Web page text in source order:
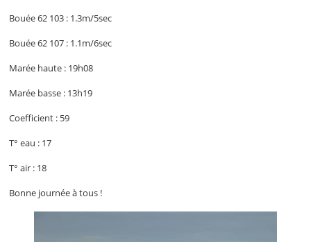
Bouée 62 103 : 1.3m/5sec
Bouée 62 107 : 1.1m/6sec
Marée haute : 19h08
Marée basse : 13h19
Coefficient : 59
T° eau : 17
T° air : 18
Bonne journée à tous !